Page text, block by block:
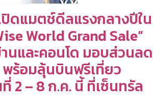
ปิดแมตช์ดีลแรงกลางปีใน
World Grand Sale”
นและคอนโด มอบส่วนลด
พร้อมลุ้นบินฟรีเที่ยว
2 – 8 ก.ค. นี้ ที่เซ็นทรัล